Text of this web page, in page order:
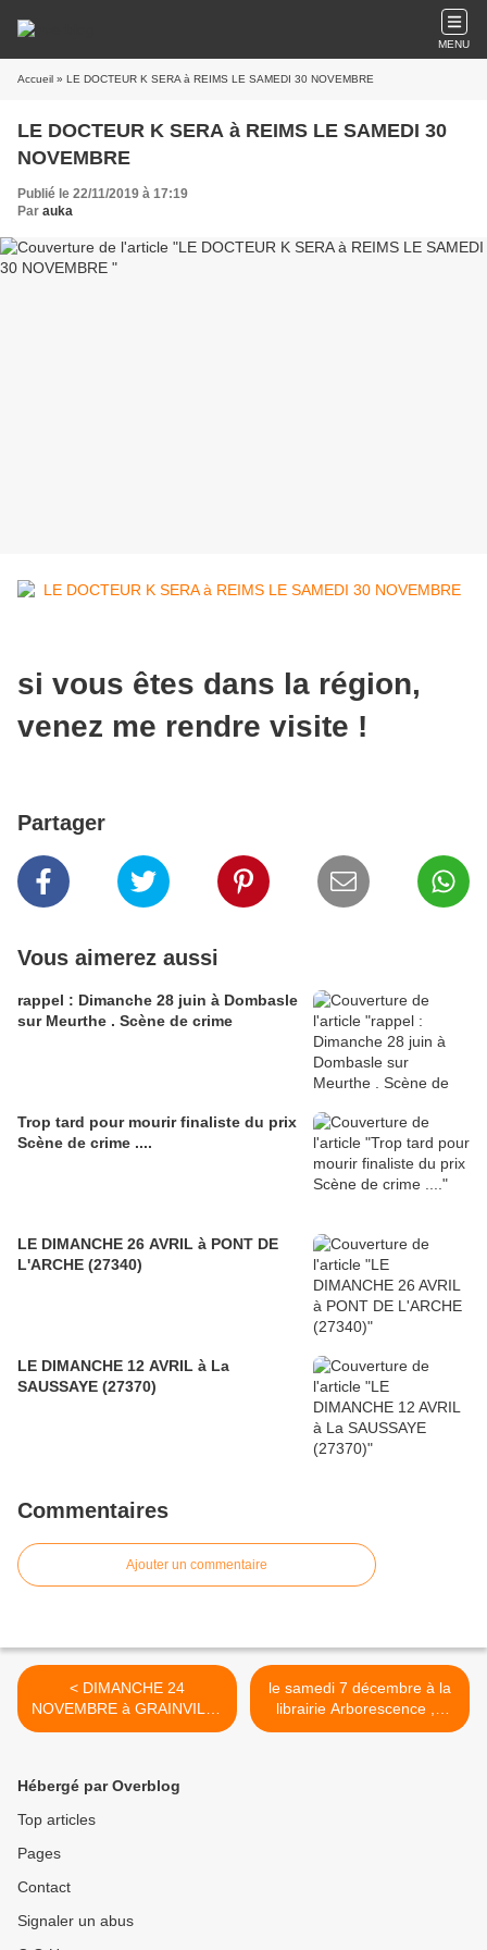
MENU
Accueil » LE DOCTEUR K SERA à REIMS LE SAMEDI 30 NOVEMBRE
LE DOCTEUR K SERA à REIMS LE SAMEDI 30
NOVEMBRE
Publié le 22/11/2019 à 17:19
Par auka
si vous êtes dans la région,
venez me rendre visite !
Partager
Vous aimerez aussi
rappel : Dimanche 28 juin à Dombasle
sur Meurthe . Scène de crime
Trop tard pour mourir finaliste du prix
Scène de crime ....
LE DIMANCHE 26 AVRIL à PONT DE
L'ARCHE (27340)
LE DIMANCHE 12 AVRIL à La
SAUSSAYE (27370)
Commentaires
Ajouter un commentaire
< DIMANCHE 24
NOVEMBRE à GRAINVILLE
(Val d'Orger) 27380
le samedi 7 décembre à la
librairie Arborescence ,à
Massy (91) >
Hébergé par Overblog
Top articles
Pages
Contact
Signaler un abus